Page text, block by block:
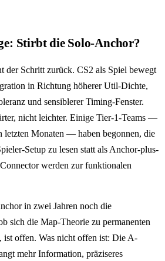
Stirbt die Solo-Anchor?
der Schritt zurück. CS2 als Spiel bewegt
in Richtung höherer Util-Dichte,
und sensiblerer Timing-Fenster.
nicht leichter. Einige Tier-1-Teams —
letzten Monaten — haben begonnen, die
Setup zu lesen statt als Anchor-plus-
werden zur funktionalen
in zwei Jahren noch die
sich die Map-Theorie zu permanenten
ist offen. Was nicht offen ist: Die A-
mehr Information, präziseres